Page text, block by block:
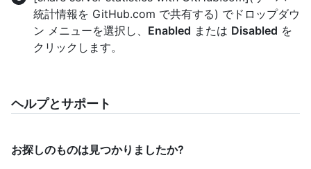
統計情報を GitHub.com で共有する) でドロップダウ
ン メニューを選択し、 Enabled または Disabled を
クリックします。
ヘルプとサポート
お探しのものは見つかりましたか?